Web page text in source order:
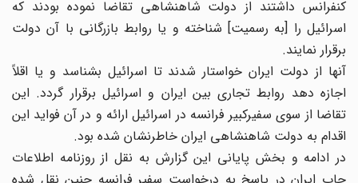
کنفرانس داشتند از دولت شاهنشاهی تقاضا نموده بودند که
اسرائیل را [به رسمیت] شناخته و یا روابط بازرگانی با آن دولت
برقرار نمایند.
آنها از دولت ایران خواستار شدند تا اسرائیل بشناسد و یا اقلاً
اجازه دهد روابط تجاری بین ایران و اسرائیل برقرار گردد. این
تقاضا از سوی سفیرکبیر فرانسه در اسرائیل ارائه و در آن فواید این
اقدام به دولت شاهنشاهی ایران خاطرنشان شده بود.
در ادامه و بخش پایانی این گزارش به نقل از روزنامه اطلاعات